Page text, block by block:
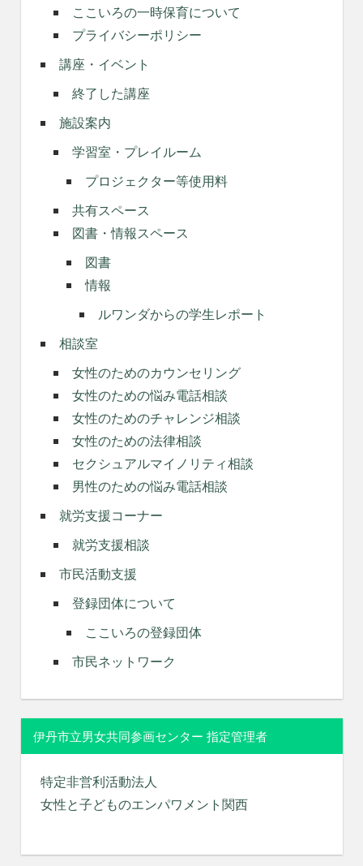
ここいろの一時保育について
プライバシーポリシー
講座・イベント
終了した講座
施設案内
学習室・プレイルーム
プロジェクター等使用料
共有スペース
図書・情報スペース
図書
情報
ルワンダからの学生レポート
相談室
女性のためのカウンセリング
女性のための悩み電話相談
女性のためのチャレンジ相談
女性のための法律相談
セクシュアルマイノリティ相談
男性のための悩み電話相談
就労支援コーナー
就労支援相談
市民活動支援
登録団体について
ここいろの登録団体
市民ネットワーク
伊丹市立男女共同参画センター 指定管理者
特定非営利活動法人
女性と子どものエンパワメント関西